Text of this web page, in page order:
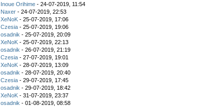
Inoue Orihime - 24-07-2019, 11:54
Naxer - 24-07-2019, 22:53
XeNoK - 25-07-2019, 17:06
Czesia - 25-07-2019, 19:06
osadnik - 25-07-2019, 20:09
XeNoK - 25-07-2019, 22:13
osadnik - 26-07-2019, 21:19
Czesia - 27-07-2019, 19:01
XeNoK - 28-07-2019, 13:09
osadnik - 28-07-2019, 20:40
Czesia - 29-07-2019, 17:45
osadnik - 29-07-2019, 18:42
XeNoK - 31-07-2019, 23:37
osadnik - 01-08-2019, 08:58